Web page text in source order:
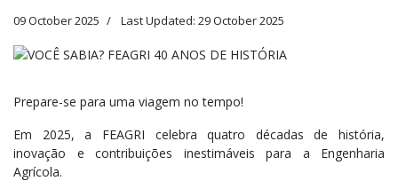
09 October 2025 Last Updated: 29 October 2025
Prepare-se para uma viagem no tempo!
Em 2025, a FEAGRI celebra quatro décadas de história,
inovação e contribuições inestimáveis para a Engenharia
Agrícola.